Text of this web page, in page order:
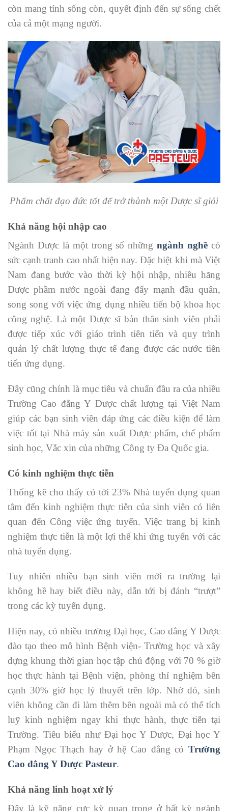
còn mang tính sống còn, quyết định đến sự sống chết
của cả một mạng người.
Phẩm chất đạo đức tốt để trở thành một Dược sĩ giỏi
Khả năng hội nhập cao
Ngành Dược là một trong số nhữngngành nghề có
sức cạnh tranh cao nhất hiện nay. Đặc biệt khi mà Việt
Nam đang bước vào thời kỳ hội nhập, nhiều hãng
Dược phầm nước ngoài đang đẩy mạnh đầu quân,
song song với việc ứng dụng nhiều tiến bộ khoa học
công nghệ. Là một Dược sĩ bản thân sinh viên phải
được tiếp xúc với giáo trình tiên tiến và quy trình
quản lý chất lượng thực tế đang được các nước tiên
tiến ứng dụng.
Đây cũng chính là mục tiêu và chuẩn đầu ra của nhiều
Trường Cao đẳng Y Dược chất lượng tại Việt Nam
giúp các bạn sinh viên đáp ứng các điều kiện để làm
việc tốt tại Nhà máy sản xuất Dược phẩm, chế phẩm
sinh học, Vắc xin của những Công ty Đa Quốc gia.
Có kinh nghiệm thực tiễn
Thống kê cho thấy có tới 23% Nhà tuyển dụng quan
tâm đến kinh nghiệm thực tiễn của sinh viên có liên
quan đến Công việc ứng tuyển. Việc trang bị kinh
nghiệm thực tiễn là một lợi thế khi ứng tuyển với các
nhà tuyển dụng.
Tuy nhiên nhiều bạn sinh viên mới ra trường lại
không hề hay biết điều này, dẫn tới bị đánh “trượt”
trong các kỳ tuyển dụng.
Hiện nay, có nhiều trường Đại học, Cao đẳng Y Dược
đào tạo theo mô hình Bệnh viện- Trường học và xây
dựng khung thời gian học tập chủ động với 70 % giờ
học thực hành tại Bệnh viện, phòng thí nghiệm bên
cạnh 30% giờ học lý thuyết trên lớp. Nhờ đó, sinh
viên không cần đi làm thêm bên ngoài mà có thể tích
luỹ kinh nghiệm ngay khi thực hành, thực tiễn tại
Trường. Tiêu biểu như Đại học Y Dược, Đại học Y
Phạm Ngọc Thạch hay ở hệ Cao đẳng có Trường
Cao đẳng Y Dược Pasteur.
Khả năng linh hoạt xử lý
Đây là kỹ năng cực kỳ quan trọng ở bất kỳ ngành